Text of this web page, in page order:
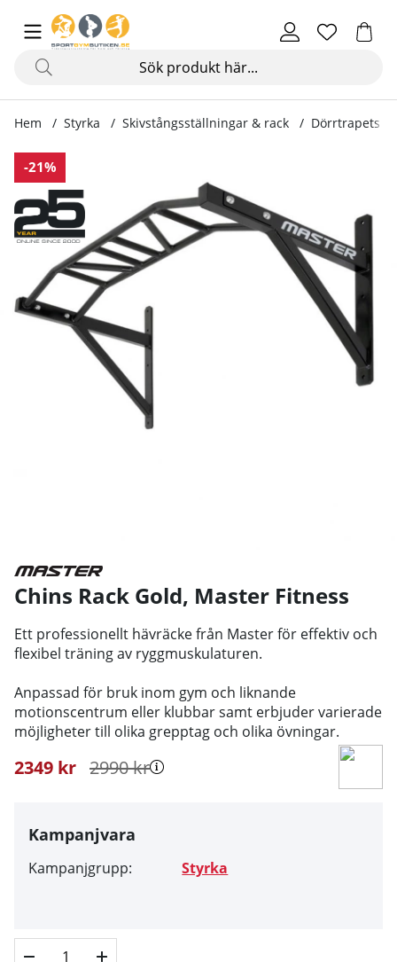
Hem Styrka Skivstångsställningar & rack Dörrtrapets &
-21%
Produktbilder Chins Rack Gold
Chins Rack Gold, Master Fitness
Ett professionellt hävräcke från Master för effektiv och
flexibel träning av ryggmuskulaturen.
Anpassad för bruk inom gym och liknande
motionscentrum eller klubbar samt erbjuder varierade
möjligheter till olika grepptag och olika övningar.
2990kr
2349 kr
Kampanjvara
Kampanjgrupp: Styrka